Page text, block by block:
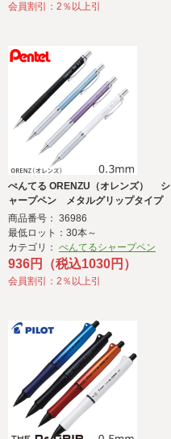
会員割引：2％以上引
ぺんてる ORENZU（オレンズ） シ
ャープペン メタルグリップタイプ
0.3
商品番号： 36986
最低ロット：30本～
カテゴリ： ぺんてるシャープペン
936円（税込1030円）
会員割引：2％以上引